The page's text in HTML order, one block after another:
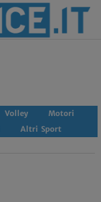
Volley
Motori
Altri Sport